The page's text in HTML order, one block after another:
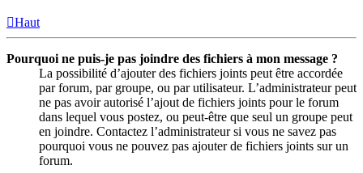
Haut
Pourquoi ne puis-je pas joindre des fichiers à mon message ?
La possibilité d’ajouter des fichiers joints peut être accordée
par forum, par groupe, ou par utilisateur. L’administrateur peut
ne pas avoir autorisé l’ajout de fichiers joints pour le forum
dans lequel vous postez, ou peut-être que seul un groupe peut
en joindre. Contactez l’administrateur si vous ne savez pas
pourquoi vous ne pouvez pas ajouter de fichiers joints sur un
forum.